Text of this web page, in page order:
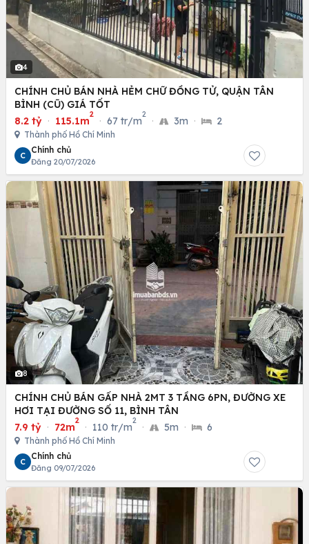
4
CHÍNH CHỦ BÁN NHÀ HẺM CHỮ ĐỒNG TỬ, QUẬN TÂN
BÌNH (CŨ) GIÁ TỐT
8.2 tỷ · 115.1m
2
· 67 tr/m
2
· 3m · 2
Thành phố Hồ Chí Minh
C
Chính chủ
Đăng 20/07/2026
8
CHÍNH CHỦ BÁN GẤP NHÀ 2MT 3 TẦNG 6PN, ĐƯỜNG XE
HƠI TẠI ĐƯỜNG SỐ 11, BÌNH TÂN
7.9 tỷ · 72m
2
· 110 tr/m
2
· 5m · 6
Thành phố Hồ Chí Minh
C
Chính chủ
Đăng 09/07/2026